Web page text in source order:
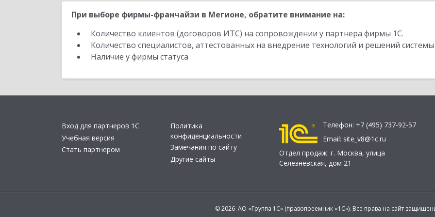
При выборе фирмы-франчайзи в Мегионе, обратите внимание на:
Количество клиентов (договоров ИТС) на сопровождении у партнера фирмы 1С.
Количество специалистов, аттестованных на внедрение технологий и решений
Наличие у фирмы статуса
Вход для партнеров 1С
Учебная версия
Стать партнером
Политика
конфиденциальности
Замечания по сайту
Другие сайты
Телефон: +7 (495) 737-92-57
Email: site_v8@1c.ru
Отдел продаж: г. Москва, улица
Селезнёвская, дом 21
© 2026 АО «Группа 1С» (правопреемник «1С»). Все права на сайт